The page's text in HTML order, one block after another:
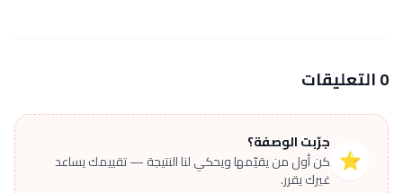
0 التعليقات
⭐
جرّبت الوصفة؟
كن أول من يقيّمها ويحكي لنا النتيجة — تقييمك يساعد
غيرك يقرر.